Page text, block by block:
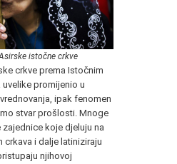
istočne crkve
crkve prema Istočnim
promijenio u
ipak fenomen
stvar prošlosti. Mnoge
zajednice koje djeluju na
i dalje latiniziraju
njihovoj